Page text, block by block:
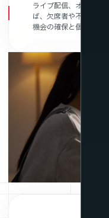
ライブ配信、オンデマ
ば、欠席者や不登校児
機会の確保と個別支援